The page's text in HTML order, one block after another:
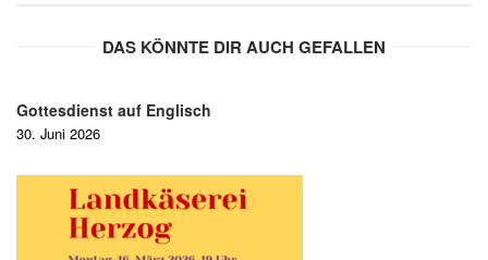
DAS KÖNNTE DIR AUCH GEFALLEN
Gottesdienst auf Englisch
30. Juni 2026